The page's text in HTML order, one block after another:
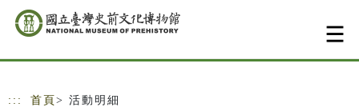
跳到主要內容
網站導覽
::: 首頁 > 活動明細